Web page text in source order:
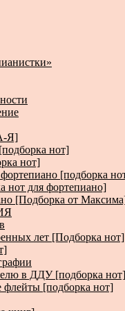
статьи…
Я]
нот]
нот]
[подборка
нот для фортепиано]
[Подборка от
лет [Подборка нот]
в ДДУ [подборка нот]
флейты [подборка нот]